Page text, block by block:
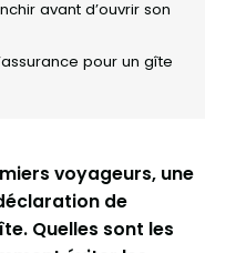
avant d’ouvrir son
pour un gîte
voyageurs, une
de
Quelles sont les